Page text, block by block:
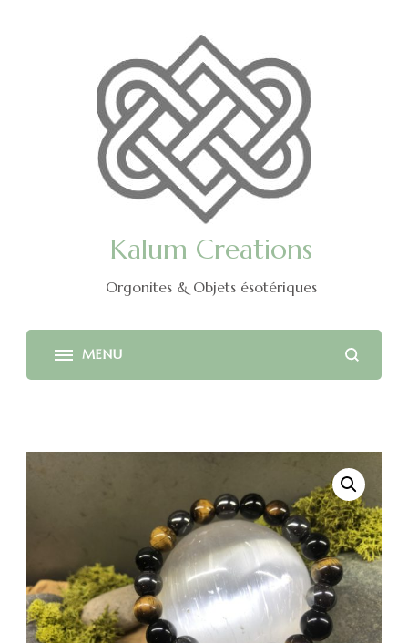
Kalum Creations
Orgonites & Objets ésotériques
🔍